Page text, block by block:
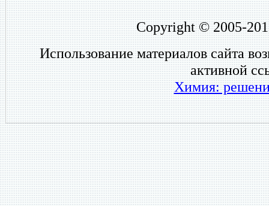
Copyright © 2005-
Использование материалов сайта
активной
Химия: